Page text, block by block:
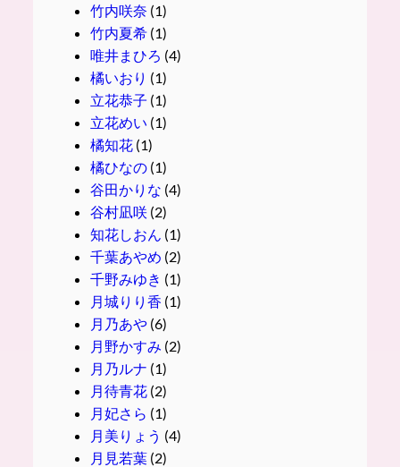
竹内咲奈 (1)
竹内夏希(1)
唯井まひろ (4)
橘いおり (1)
立花恭子 (1)
立花めい (1)
橘知花(1)
橘ひなの(1)
谷田かりな (4)
谷村凪咲(2)
知花しおん (1)
千葉あやめ (2)
千野みゆき (1)
月城りり香 (1)
月乃あや(6)
月野かすみ (2)
月乃ルナ (1)
月待青花(2)
月妃さら (1)
月美りょう (4)
月見若葉(2)